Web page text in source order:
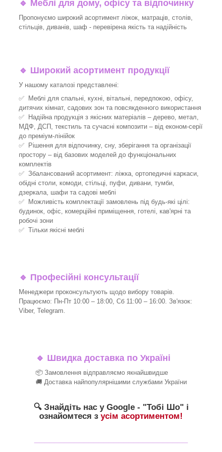
🔹 Меблі для дому, офісу та відпочинку
Пропонуємо широкий асортимент ліжок, матраців, столів,
стільців, диванів, шаф - перевірена якість та надійність
🔹 Широкий асортимент продукції
У нашому каталозі представлені:
✅ Меблі для спальні, кухні, вітальні, передпокою, офісу,
дитячих кімнат, садових зон та повсякденного використання
✅ Надійна продукція з якісних матеріалів – дерево, метал,
МДФ, ДСП, текстиль та сучасні композити – від економ-серії
до преміум-лінійок
✅ Рішення для відпочинку, сну, зберігання та організації
простору – від базових моделей до функціональних
комплектів
✅ Збалансований асортимент: ліжка, ортопедичні каркаси,
обідні столи, комоди, стільці, пуфи, дивани, тумби,
дзеркала, шафи та садові меблі
✅ Можливість комплектації замовлень під будь-які цілі:
будинок, офіс, комерційні приміщення, готелі, кав'ярні та
робочі зони
✅ Тільки якісні меблі
🔹 Професійні консультації
Менеджери проконсультують щодо вибору товарів.
Працюємо: Пн-Пт 10:00 – 18:00, Сб 11:00 – 16:00. Зв'язок:
Viber, Telegram.
🔹 Швидка доставка по Україні
📦 Замовлення відправляємо якнайшвидше
🚚 Доставка найпопулярнішими службами України
🔍 Знайдіть нас у Google - "Тобі Шо" і
ознайомтеся з усім асортиментом!